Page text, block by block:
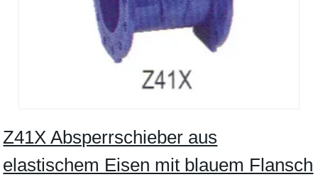
Z41X Absperrschieber aus
elastischem Eisen mit blauem Flansch